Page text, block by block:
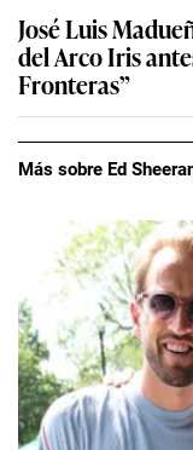
José Luis
del Arco Iris
Fronteras”
Más sobre Ed